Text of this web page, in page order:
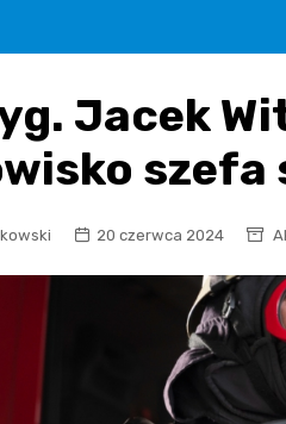
Jacek
szefa
20 czerwca 2024